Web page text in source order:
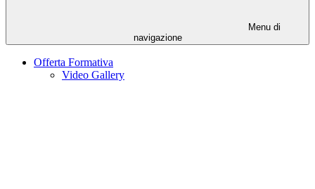
Menu di
navigazione
Offerta Formativa
Video Gallery